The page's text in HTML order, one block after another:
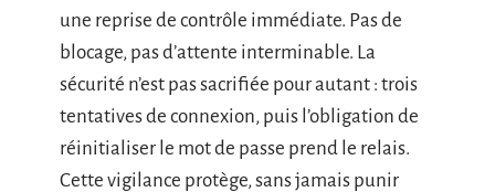
une reprise de contrôle immédiate. Pas de
blocage, pas d’attente interminable. La
sécurité n’est pas sacrifiée pour autant : trois
tentatives de connexion, puis l’obligation de
réinitialiser le mot de passe prend le relais.
Cette vigilance protège, sans jamais punir